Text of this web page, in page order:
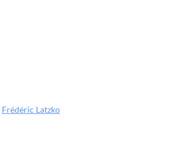
Frédéric Latzko